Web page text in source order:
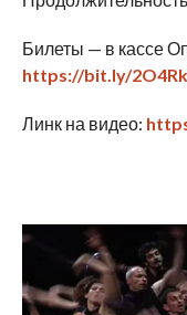
Билеты — в кассе
https://bit.ly/
Линк на видео: